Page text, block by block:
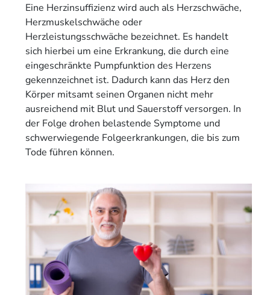
Eine Herzinsuffizienz wird auch als Herzschwäche,
Herzmuskelschwäche oder
Herzleistungsschwäche bezeichnet. Es handelt
sich hierbei um eine Erkrankung, die durch eine
eingeschränkte Pumpfunktion des Herzens
gekennzeichnet ist. Dadurch kann das Herz den
Körper mitsamt seinen Organen nicht mehr
ausreichend mit Blut und Sauerstoff versorgen. In
der Folge drohen belastende Symptome und
schwerwiegende Folgeerkrankungen, die bis zum
Tode führen können.